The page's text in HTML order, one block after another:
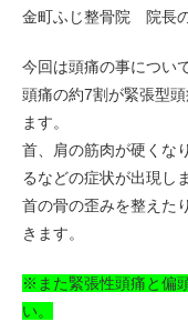
金町ふじ整骨院 院長
今回は頭痛の事につい
頭痛の約7割が緊張型
ます。
首、肩の筋肉が硬くな
るなどの症状が出現し
首の骨の歪みを整えた
きます。
※また緊張性頭痛と偏
い。